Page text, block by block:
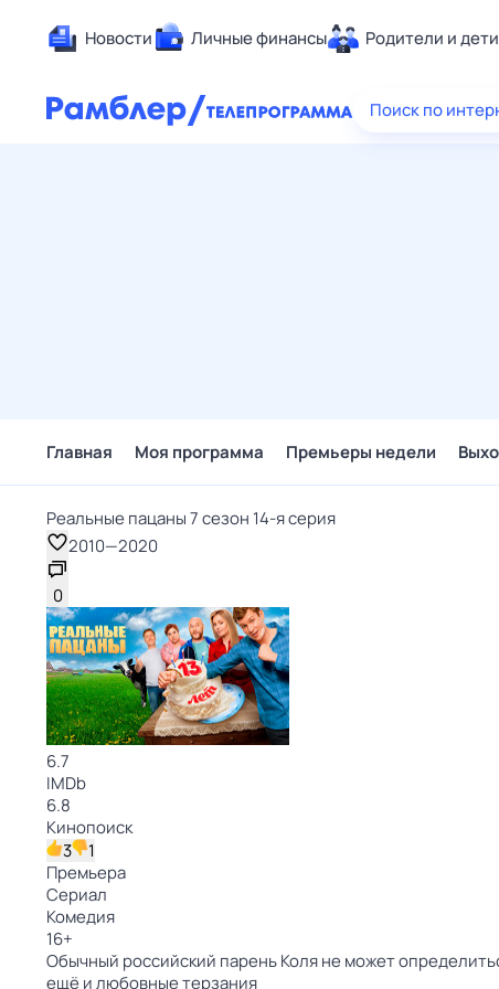
Новости Личные финансы Родители и дети
Здоровье
Поиск по
Главная Моя программа Премьеры недели
Реальные пацаны 7 сезон 14-я серия
2010—2020
0
6.7
IMDb
6.8
Кинопоиск
3
1
Премьера
Сериал
Комедия
16+
Обычный российский парень Коля не может
ещё и любовные терзания